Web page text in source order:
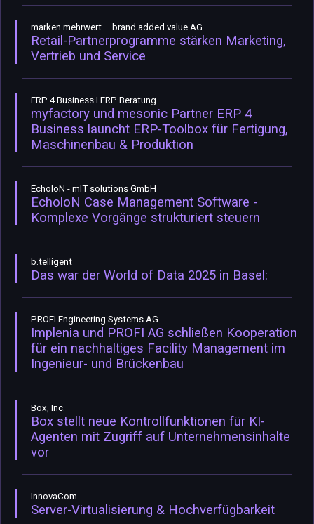
marken mehrwert – brand added value AG
Retail-Partnerprogramme stärken Marketing,
Vertrieb und Service
ERP 4 Business I ERP Beratung
myfactory und mesonic Partner ERP 4
Business launcht ERP-Toolbox für Fertigung,
Maschinenbau & Produktion
EcholoN - mIT solutions GmbH
EcholoN Case Management Software -
Komplexe Vorgänge strukturiert steuern
b.telligent
Das war der World of Data 2025 in Basel:
PROFI Engineering Systems AG
Implenia und PROFI AG schließen Kooperation
für ein nachhaltiges Facility Management im
Ingenieur- und Brückenbau
Box, Inc.
Box stellt neue Kontrollfunktionen für KI-
Agenten mit Zugriff auf Unternehmensinhalte
vor
InnovaCom
Server-Virtualisierung & Hochverfügbarkeit